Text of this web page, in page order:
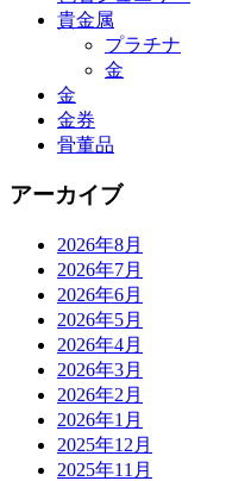
貴金属
プラチナ
金
金
金券
骨董品
アーカイブ
2026年8月
2026年7月
2026年6月
2026年5月
2026年4月
2026年3月
2026年2月
2026年1月
2025年12月
2025年11月